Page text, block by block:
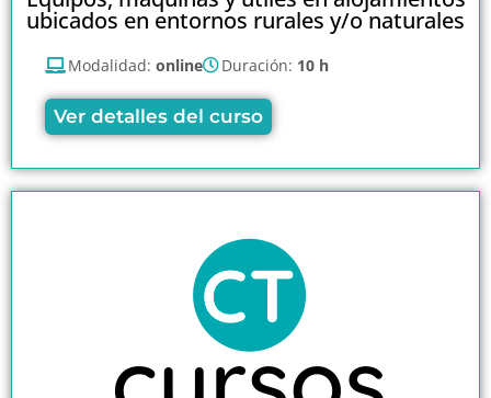
ubicados en entornos rurales y/o naturales
Modalidad: online Duración: 10 h
Ver detalles del curso